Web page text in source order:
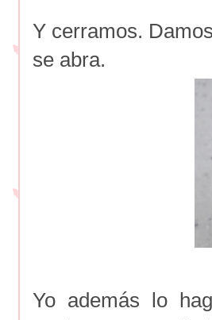
Y cerramos.
se abra.
Yo además lo